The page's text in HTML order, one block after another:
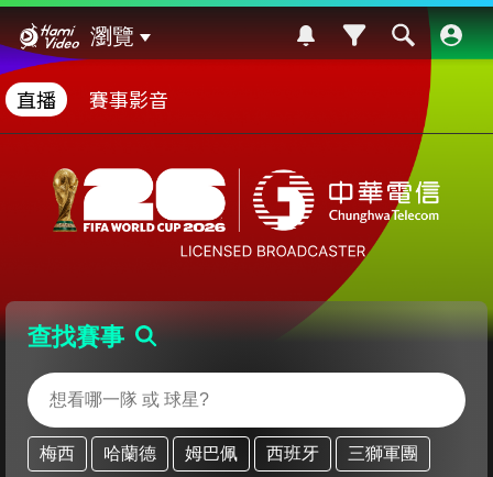
瀏覽
直播 賽事影音
查找賽事
梅西 哈蘭德 姆巴佩 西班牙 三獅軍團